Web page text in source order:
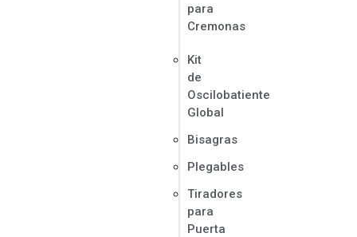
para
Cremonas
Kit
de
Oscilobatiente
Global
Bisagras
Plegables
Tiradores
para
Puerta